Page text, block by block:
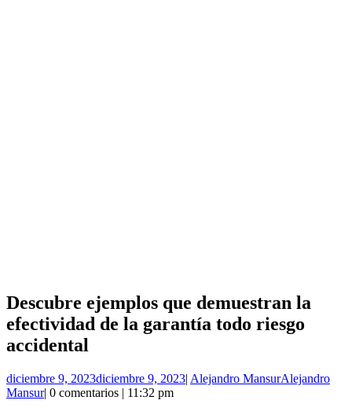
Descubre ejemplos que demuestran la
efectividad de la garantía todo riesgo
accidental
diciembre 9, 2023diciembre 9, 2023| Alejandro MansurAlejandro
Mansur| 0 comentarios | 11:32 pm